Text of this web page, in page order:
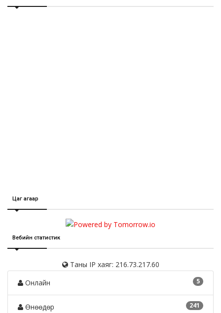
Цаг агаар
Вебийн статистик
Таны IP хаяг: 216.73.217.60
5
Онлайн
241
Өнөөдөр